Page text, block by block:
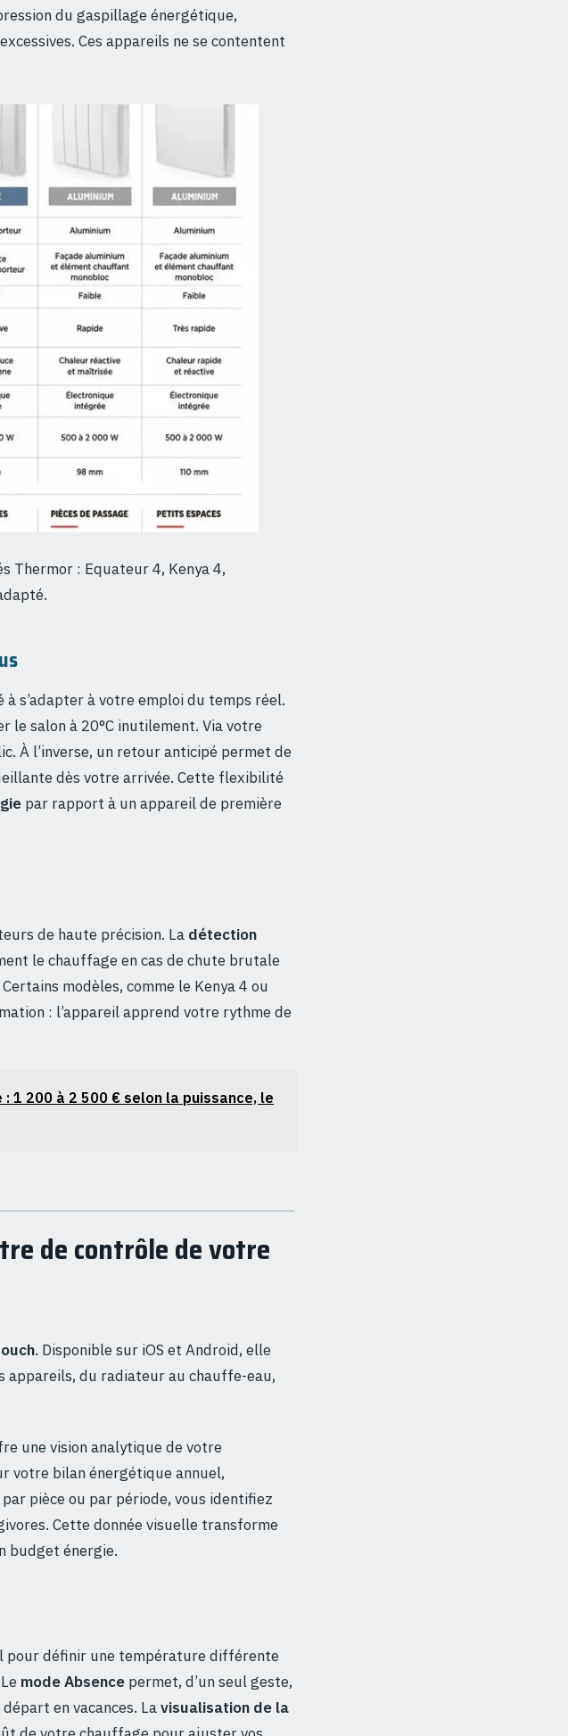
du gaspillage énergétique,
Ces appareils ne se contentent
Thermor : Equateur 4, Kenya 4,
s’adapter à votre emploi du temps réel.
salon à 20°C inutilement. Via votre
À l’inverse, un retour anticipé permet de
dès votre arrivée. Cette flexibilité
par rapport à un appareil de première
de haute précision. La détection
le chauffage en cas de chute brutale
modèles, comme le Kenya 4 ou
: l’appareil apprend votre rythme de
1 200 à 2 500 € selon la puissance, le
de contrôle de votre
. Disponible sur iOS et Android, elle
appareils, du radiateur au chauffe-eau,
une vision analytique de votre
votre bilan énergétique annuel,
pièce ou par période, vous identifiez
Cette donnée visuelle transforme
budget énergie.
pour définir une température différente
mode Absence permet, d’un seul geste,
en vacances. Lavisualisation de la